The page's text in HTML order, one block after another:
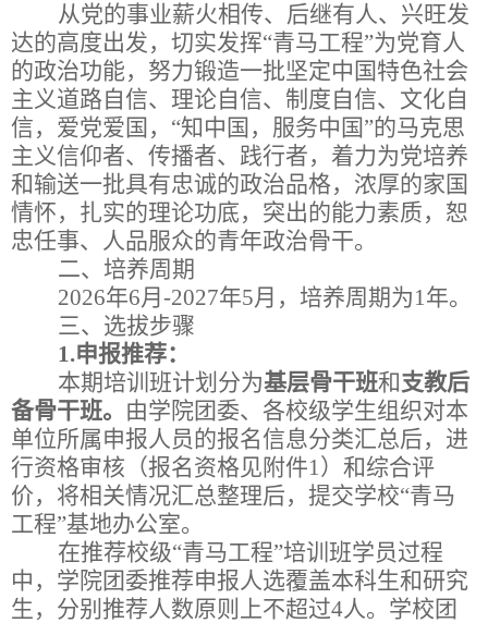
从党的事业薪火相传、后继有人、兴旺发
达的高度出发，切实发挥“青马工程”为党育人
的政治功能， 努力锻造一批坚定中国特色社会
主义道路自信、理论自信、制度自信、文化自
信，爱党爱国， “知中国，服务中国”的马克思
主义信仰者、传播者、践行者， 着力为党培养
和输送一批具有忠诚的政治品格，浓厚的家国
情怀，扎实的理论功底，突出的能力素质，恕
忠任事、人品服众的青年政治骨干。
二、培养周期
2026年6月 -2027年5月，培养周期为1年。
三、选拔步骤
1.申报推荐：
本期培训班计划分为基层骨干班和支教后
备骨干班。 由学院团委、各校级学生组织对本
单位所属申报人员的报名信息分类汇总后， 进
行资格审核（报名资格见附件1）和综合评
价，将相关情况汇总整理后，提交学校“青马
工程”基地办公室。
在推荐校级“青马工程”培训班学员过程
中，学院团委推荐申报人选覆盖本科生和研究
生， 分别推荐人数原则上不超过4人。学校团